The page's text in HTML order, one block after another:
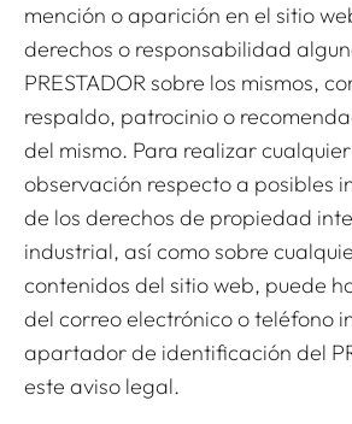
mención o aparición en el sitio
derechos o responsabilidad
PRESTADOR sobre los mismos,
respaldo, patrocinio o
del mismo. Para realizar
observación respecto a posibles
de los derechos de propiedad
industrial, así como sobre
contenidos del sitio web, puede
del correo electrónico o teléfono
apartador de identificación del
este aviso legal.